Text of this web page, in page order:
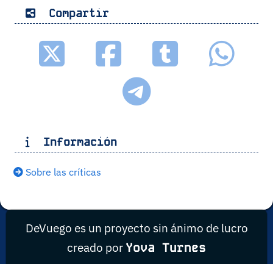
Compartir
Información
Sobre las críticas
DeVuego es un proyecto sin ánimo de lucro
creado por Yova Turnes